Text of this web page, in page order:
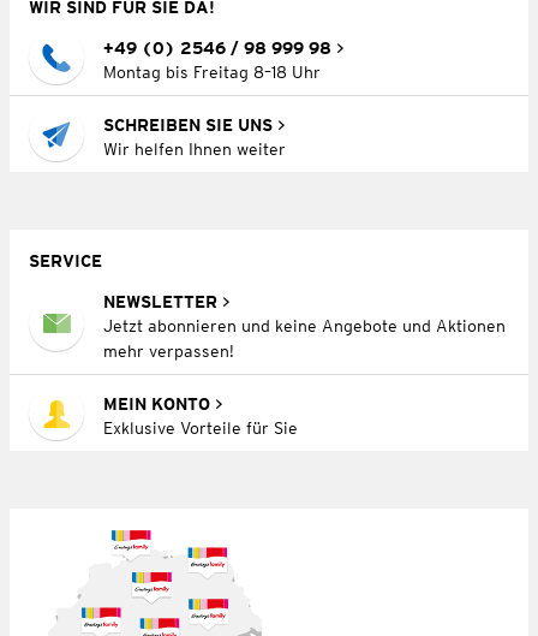
WIR SIND FÜR SIE DA!
+49 (0) 2546 / 98 999 98
Montag bis Freitag 8–18 Uhr
SCHREIBEN SIE UNS
Wir helfen Ihnen weiter
SERVICE
NEWSLETTER
Jetzt abonnieren und keine Angebote und Aktionen
mehr verpassen!
MEIN KONTO
Exklusive Vorteile für Sie